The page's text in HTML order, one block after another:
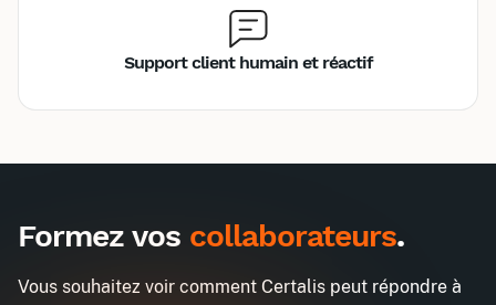
Support client humain et réactif
Manager les nouvelles générations
Formez vos collaborateurs.
Vous souhaitez voir comment Certalis peut répondre à